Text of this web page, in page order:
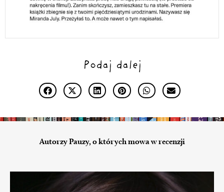
Podaj dalej
Autorzy Pauzy, o których mowa w recenzji